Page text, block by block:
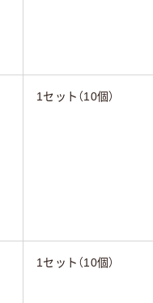
1セット（10個）
1セット（10個）